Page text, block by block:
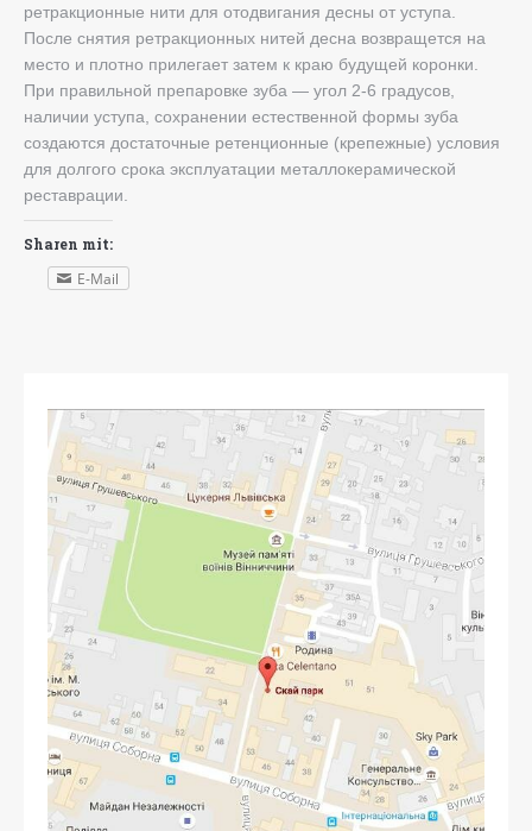
ретракционные нити для отодвигания десны от уступа.
После снятия ретракционных нитей десна возвращется на
место и плотно прилегает затем к краю будущей коронки.
При правильной препаровке зуба — угол 2-6 градусов,
наличии уступа, сохранении естественной формы зуба
создаются достаточные ретенционные (крепежные) условия
для долгого срока эксплуатации металлокерамической
реставрации.
Sharen mit:
E-Mail